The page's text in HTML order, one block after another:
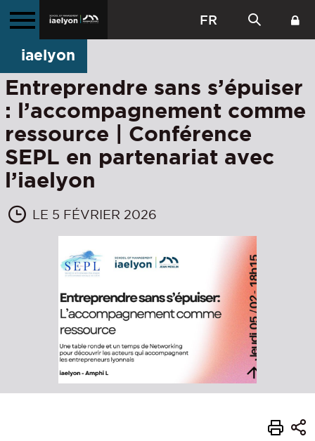
FR
iaelyon
Entreprendre sans s’épuiser
: l’accompagnement comme
ressource | Conférence
SEPL en partenariat avec
l’iaelyon
LE 5 FÉVRIER 2026